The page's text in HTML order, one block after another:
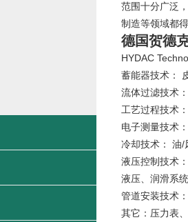
范围十分广泛
制造等领域都
德国贺德
HYDAC
蓄能器技术：
流体过滤技术
工艺过程技术
电子测量技术
冷却技术： 油/
液压控制技术
液压、润滑系
管道安装技术
其它：压力表